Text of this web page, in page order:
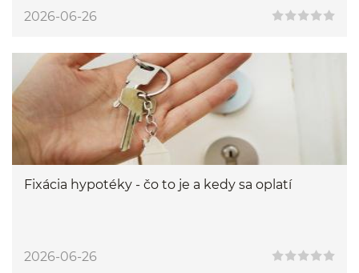
2026-06-26
Fixácia hypotéky - čo to je a kedy sa oplatí
2026-06-26